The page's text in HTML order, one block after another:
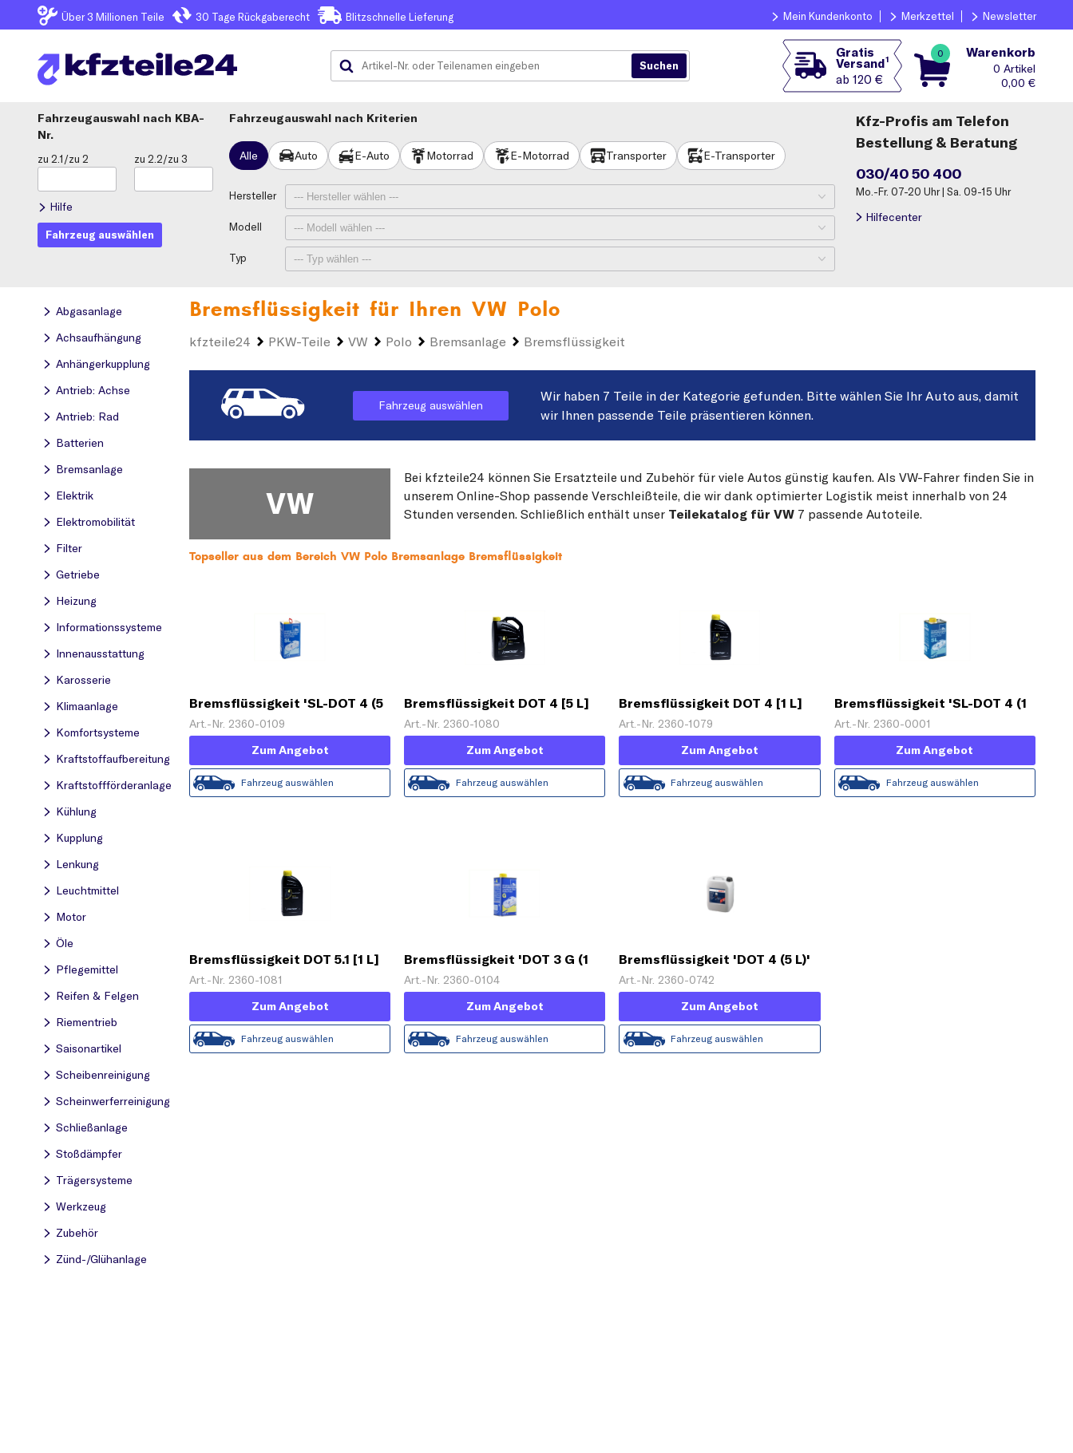
Über 3 Millionen Teile 30 Tage Rückgaberecht Blitzschnelle Lieferung Mein Kundenkonto Merkzettel Newsletter
Gratis
Versand1
ab 120 €
0 Warenkorb
0
0,00 €
Fahrzeugauswahl
KBA-
Nr.
zu 2.1/zu 2 zu 2.2/zu 3
Hilfe
Fahrzeug auswählen
Fahrzeugauswahl nach Kriterien
Alle Auto E-Auto Motorrad E-Motorrad Transporter E-Transporter
Hersteller
Modell
Typ
Kfz-Profis am Telefon
Bestellung & Beratung
030/40 50 400
Mo.-Fr. 07-20 Uhr | Sa. 09-15 Uhr
Hilfecenter
Abgasanlage
Achsaufhängung
Anhängerkupplung
Antrieb: Achse
Antrieb: Rad
Batterien
Bremsanlage
Elektrik
Elektromobilität
Filter
Getriebe
Heizung
Informationssysteme
Innenausstattung
Karosserie
Klimaanlage
Komfortsysteme
Kraftstoff­aufbereitung
Kraftstoff­förderanlage
Kühlung
Kupplung
Lenkung
Leuchtmittel
Motor
Öle
Pflegemittel
Reifen & Felgen
Riementrieb
Saisonartikel
Scheibenreinigung
Scheinwerferreinigung
Schließanlage
Stoßdämpfer
Trägersysteme
Werkzeug
Zubehör
Zünd-/Glühanlage
Bremsflüssigkeit für Ihren VW Polo
kfzteile24 PKW-Teile VW Polo Bremsanlage Bremsflüssigkeit
Fahrzeug auswählen
Wir haben 7 Teile in der Kategorie gefunden. Bitte wählen Sie Ihr Auto aus, damit
wir Ihnen passende Teile präsentieren können.
VW
Bei kfzteile24 können Sie Ersatzteile und Zubehör für viele Autos günstig kaufen. Als VW-Fahrer finden Sie in
unserem Online-Shop passende Verschleißteile, die wir dank optimierter Logistik meist innerhalb von 24
Stunden versenden. Schließlich enthält unser Teilekatalog für VW 7 passende Autoteile.
Topseller aus dem Bereich VW Polo Bremsanlage Bremsflüssigkeit
Bremsflüssigkeit 'SL-DOT 4 (5
L)'
Art.-Nr. 2360-0109
Zum Angebot
Fahrzeug auswählen
Bremsflüssigkeit DOT 4 [5 L]
Art.-Nr. 2360-1080
Zum Angebot
Fahrzeug auswählen
Bremsflüssigkeit DOT 4 [1 L]
Art.-Nr. 2360-1079
Zum Angebot
Fahrzeug auswählen
Bremsflüssigkeit 'SL-DOT 4 (1
L)'
Art.-Nr. 2360-0001
Zum Angebot
Fahrzeug auswählen
Bremsflüssigkeit DOT 5.1 [1 L]
Art.-Nr. 2360-1081
Zum Angebot
Fahrzeug auswählen
Bremsflüssigkeit 'DOT 3 G (1
L)'
Art.-Nr. 2360-0104
Zum Angebot
Fahrzeug auswählen
Bremsflüssigkeit 'DOT 4 (5 L)'
Art.-Nr. 2360-0742
Zum Angebot
Fahrzeug auswählen